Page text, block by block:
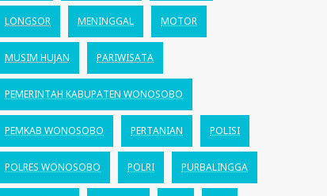
LONGSOR MENINGGAL MOTOR
MUSIM HUJAN PARIWISATA
PEMERINTAH KABUPATEN WONOSOBO
PEMKAB WONOSOBO PERTANIAN POLISI
POLRES WONOSOBO POLRI PURBALINGGA